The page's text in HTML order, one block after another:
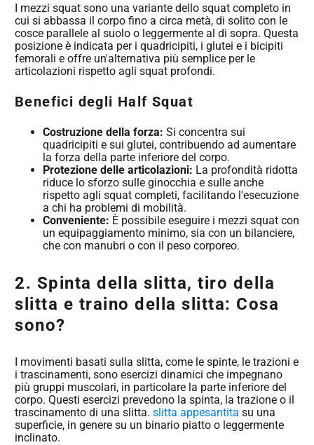
I mezzi squat sono una variante dello squat completo in
cui si abbassa il corpo fino a circa metà, di solito con le
cosce parallele al suolo o leggermente al di sopra. Questa
posizione è indicata per i quadricipiti, i glutei e i bicipiti
femorali e offre un'alternativa più semplice per le
articolazioni rispetto agli squat profondi.
Benefici degli Half Squat
Costruzione della forza: Si concentra sui
quadricipiti e sui glutei, contribuendo ad aumentare
la forza della parte inferiore del corpo.
Protezione delle articolazioni: La profondità ridotta
riduce lo sforzo sulle ginocchia e sulle anche
rispetto agli squat completi, facilitando l'esecuzione
a chi ha problemi di mobilità.
Conveniente: È possibile eseguire i mezzi squat con
un equipaggiamento minimo, sia con un bilanciere,
che con manubri o con il peso corporeo.
2. Spinta della slitta, tiro della
slitta e traino della slitta: Cosa
sono?
I movimenti basati sulla slitta, come le spinte, le trazioni e
i trascinamenti, sono esercizi dinamici che impegnano
più gruppi muscolari, in particolare la parte inferiore del
corpo. Questi esercizi prevedono la spinta, la trazione o il
trascinamento di una slitta. slitta appesantita su una
superficie, in genere su un binario piatto o leggermente
inclinato.